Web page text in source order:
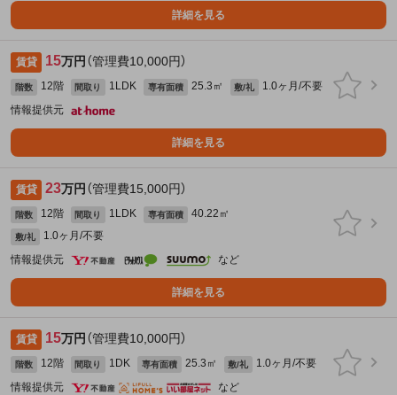
詳細を見る
賃貸 15万円 （管理費10,000円）
階数 12階 間取り 1LDK 専有面積 25.3㎡ 敷/礼
1.0ヶ月/不要
情報提供元
詳細を見る
賃貸 23万円 （管理費15,000円）
階数 12階 間取り 1LDK 専有面積 40.22㎡
敷/礼
1.0ヶ月/不要
情報提供元
など
詳細を見る
賃貸 15万円 （管理費10,000円）
階数 12階 間取り 1DK 専有面積 25.3㎡ 敷/礼
1.0ヶ月/不要
情報提供元
など